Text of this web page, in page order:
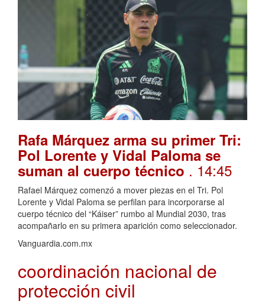
Rafa Márquez arma su primer Tri:
Pol Lorente y Vidal Paloma se
suman al cuerpo técnico . 14:45
Rafael Márquez comenzó a mover piezas en el Tri. Pol
Lorente y Vidal Paloma se perfilan para incorporarse al
cuerpo técnico del “Káiser” rumbo al Mundial 2030, tras
acompañarlo en su primera aparición como seleccionador.
Vanguardia.com.mx
coordinación nacional de
protección civil